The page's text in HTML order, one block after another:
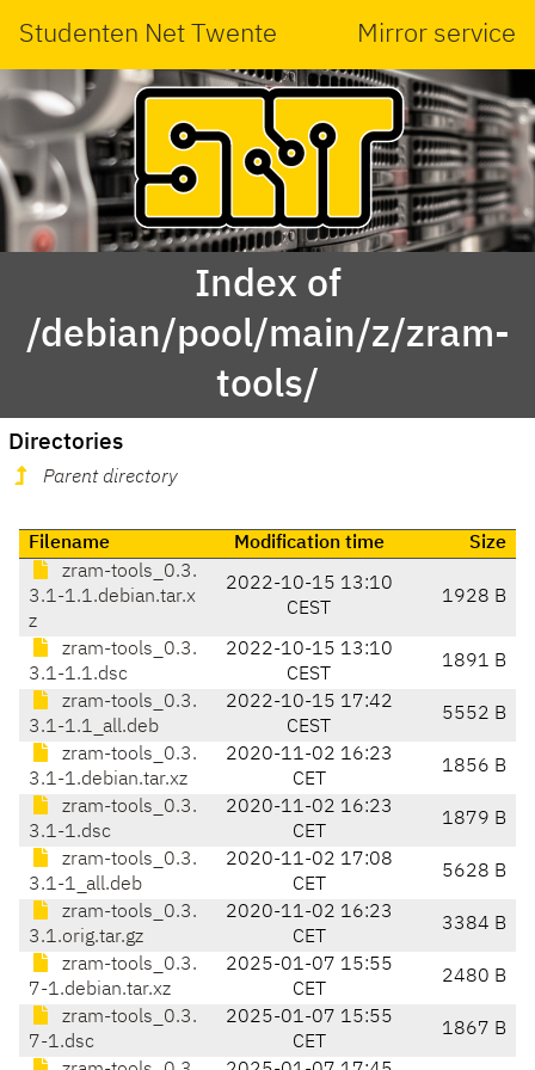
Studenten Net Twente Mirror service
Index of
/debian/pool/main/z/zram-
tools/
Directories
Parent directory
Filename Modification time
Size
zram-tools_0.3.
3.1-1.1.debian.tar.x
z
2022-10-15 13:10
CEST
1928 B
zram-tools_0.3.
3.1-1.1.dsc
2022-10-15 13:10
CEST
1891 B
zram-tools_0.3.
3.1-1.1_all.deb
2022-10-15 17:42
CEST
5552 B
zram-tools_0.3.
3.1-1.debian.tar.xz
2020-11-02 16:23
CET
1856 B
zram-tools_0.3.
3.1-1.dsc
2020-11-02 16:23
CET
1879 B
zram-tools_0.3.
3.1-1_all.deb
2020-11-02 17:08
CET
5628 B
zram-tools_0.3.
3.1.orig.tar.gz
2020-11-02 16:23
CET
3384 B
zram-tools_0.3.
7-1.debian.tar.xz
2025-01-07 15:55
CET
2480 B
zram-tools_0.3.
7-1.dsc
2025-01-07 15:55
CET
1867 B